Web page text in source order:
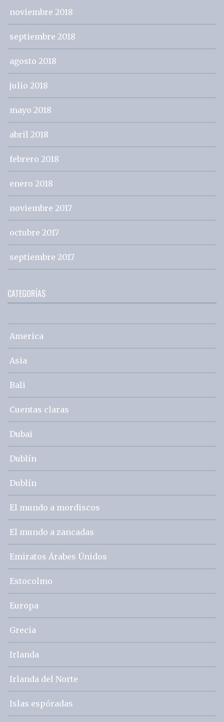
noviembre 2018
septiembre 2018
agosto 2018
julio 2018
mayo 2018
abril 2018
febrero 2018
enero 2018
noviembre 2017
octubre 2017
septiembre 2017
CATEGORÍAS
America
Asia
Bali
Cuentas claras
Dubai
Dublín
Dublín
El mundo a mordiscos
El mundo a zancadas
Emiratos Árabes Únidos
Estocolmo
Europa
Grecia
Irlanda
Irlanda del Norte
Islas espóradas